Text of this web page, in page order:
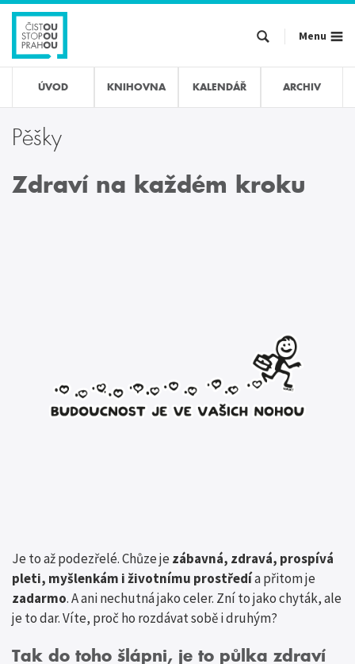
Přejít
hlavnímu
obsahu
Menu
ÚVOD KNIHOVNA KALENDÁŘ ARCHIV
Pěšky
Zdraví na každém kroku
Je to až podezřelé. Chůze jezábavná, zdravá, prospívá
pleti, myšlenkám i životnímu prostředía přitom je
zadarmo. A ani nechutná jako celer. Zní to jako chyták, ale
je to dar. Víte, proč ho rozdávat sobě i druhým?
Tak do toho šlápni, je to půlka zdraví